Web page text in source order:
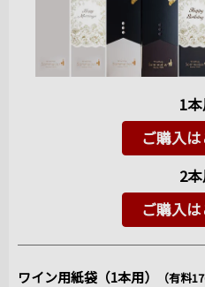
1
ご購入
2
ご購入
ワイン用紙袋（1本用） （有料